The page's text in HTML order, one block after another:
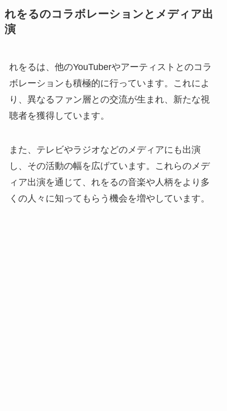
れをるのコラボレーションとメディア出
演
れをるは、他のYouTuberやアーティストとのコラ
ボレーションも積極的に行っています。これによ
り、異なるファン層との交流が生まれ、新たな視
聴者を獲得しています。
また、テレビやラジオなどのメディアにも出演
し、その活動の幅を広げています。これらのメデ
ィア出演を通じて、れをるの音楽や人柄をより多
くの人々に知ってもらう機会を増やしています。